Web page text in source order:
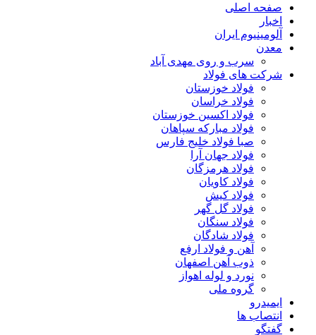
صفحه اصلی
اخبار
آلومینیوم ایران
معدن
سرب و روی مهدی آباد
شرکت های فولاد
فولاد خوزستان
فولاد خراسان
فولاد اکسین خوزستان
فولاد مبارکه سپاهان
صبا فولاد خلیج فارس
فولاد جهان آرا
فولاد هرمزگان
فولاد کاویان
فولاد کیش
فولاد گل گهر
فولاد سنگان
فولاد شادگان
آهن و فولاد ارفع
ذوب آهن اصفهان
نورد و لوله اهواز
گروه ملی
ایمیدرو
انتصاب ها
گفتگو